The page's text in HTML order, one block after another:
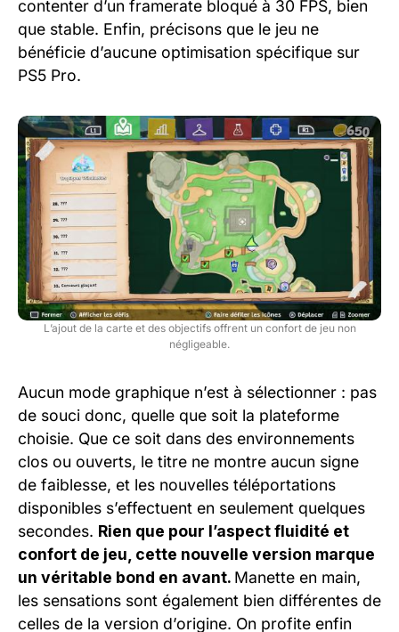
contenter d’un framerate bloqué à 30 FPS, bien
que stable. Enfin, précisons que le jeu ne
bénéficie d’aucune optimisation spécifique sur
PS5 Pro.
L’ajout de la carte et des objectifs offrent un confort de jeu non
négligeable.
Aucun mode graphique n’est à sélectionner : pas
de souci donc, quelle que soit la plateforme
choisie. Que ce soit dans des environnements
clos ou ouverts, le titre ne montre aucun signe
de faiblesse, et les nouvelles téléportations
disponibles s’effectuent en seulement quelques
secondes. Rien que pour l’aspect fluidité et
confort de jeu, cette nouvelle version marque
un véritable bond en avant. Manette en main,
les sensations sont également bien différentes de
celles de la version d’origine. On profite enfin